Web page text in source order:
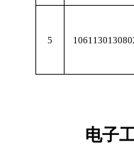
5
电子